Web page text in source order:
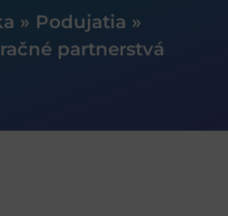
» Podujatia »
partnerstvá